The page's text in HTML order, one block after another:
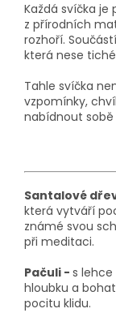
Každá svíčka
z přírodních
rozhoří.
která nese
Tahle svíčka
vzpomínky,
nabídnout
Santalové
která vytváří
známé svou
při meditaci.
Pačuli - s
hloubku a
pocitu klidu.